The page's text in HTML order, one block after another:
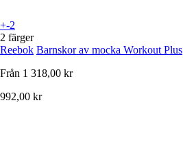
+-2
2 färger
Reebok Barnskor av mocka Workout Plus
Från 1 318,00 kr
992,00 kr